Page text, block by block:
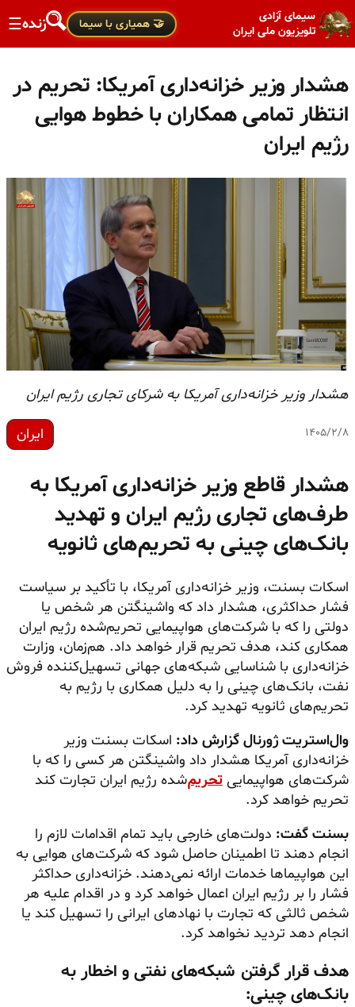
سیمای آزادی
تلویزیون ملی ایران
🤝 همیاری با سیما زنده☰
هشدار وزیر خزانه‌داری آمریکا: تحریم در
انتظار تمامی همکاران با خطوط هوایی
رژیم ایران
هشدار وزیر خزانه‌داری آمریکا به شرکای تجاری رژیم ایران
۱۴۰۵/۲/۸ ایران
هشدار قاطع وزیر خزانه‌داری آمریکا به
طرف‌های تجاری رژیم ایران و تهدید
بانک‌های چینی به تحریم‌های ثانویه
اسکات بسنت، وزیر خزانه‌داری آمریکا، با تأکید بر سیاست
فشار حداکثری، هشدار داد که واشینگتن هر شخص یا
دولتی را که با شرکت‌های هواپیمایی تحریم‌شده رژیم ایران
همکاری کند، هدف تحریم قرار خواهد داد. هم‌زمان، وزارت
خزانه‌داری با شناسایی شبکه‌های جهانی تسهیل‌کننده فروش
نفت، بانک‌های چینی را به دلیل همکاری با رژیم به
تحریم‌های ثانویه تهدید کرد.
وال‌استریت ژورنال گزارش داد: اسکات بسنت وزیر
خزانه‌داری آمریکا هشدار داد واشینگتن هر کسی را که با
شرکت‌های هواپیمایی تحریم‌شده رژیم ایران تجارت کند
تحریم خواهد کرد.
بسنت گفت: دولت‌های خارجی باید تمام اقدامات لازم را
انجام دهند تا اطمینان حاصل شود که شرکت‌های هوایی به
این هواپیماها خدمات ارائه نمی‌دهند. خزانه‌داری حداکثر
فشار را بر رژیم ایران اعمال خواهد کرد و در اقدام علیه هر
شخص ثالثی که تجارت با نهادهای ایرانی را تسهیل کند یا
انجام ‌دهد تردید نخواهد کرد.
هدف قرار گرفتن شبکه‌های نفتی و اخطار به
بانک‌های چینی: